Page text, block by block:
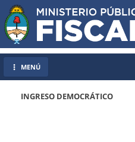
INGRESO DEMOCRÁTICO
MENÚ